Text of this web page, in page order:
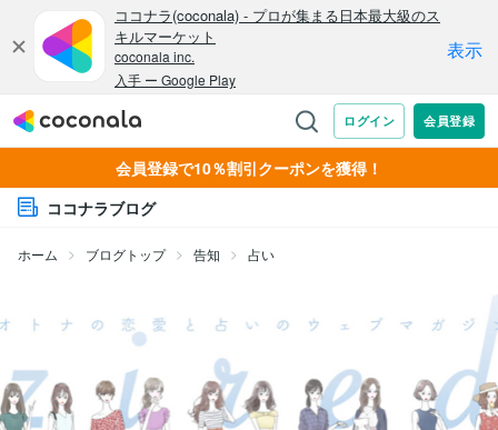
会員登録で10％割引クーポンを獲得！
ココナラブログ
ホーム ブログトップ 告知 占い